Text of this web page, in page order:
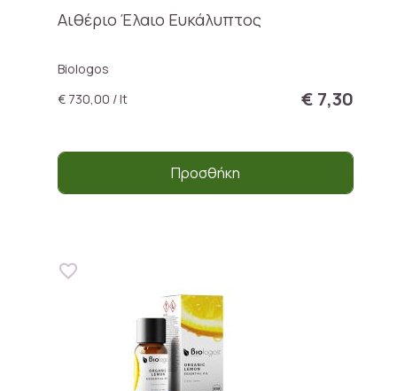
Αιθέριο Έλαιο Ευκάλυπτος
Biologos
€ 730,00 / lt
€ 7,30
Προσθήκη